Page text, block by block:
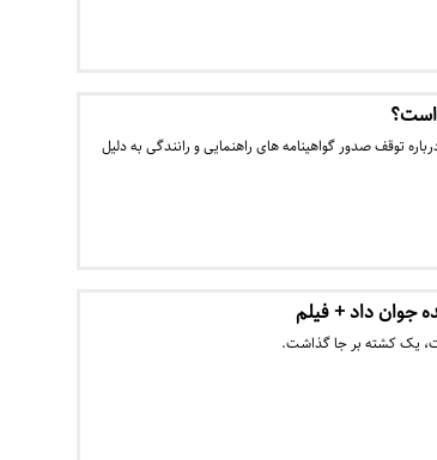
است؟
توقف صدور گواهینامه های راهنمایی و رانندگی به دلیل
جوان داد + فیلم
یک کشته بر جا گذاشت.